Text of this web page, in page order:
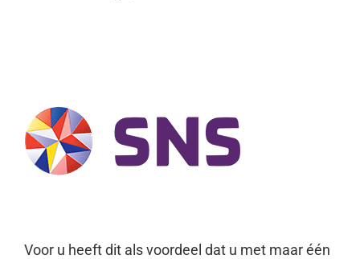
Voor u heeft dit als voordeel dat u met maar één